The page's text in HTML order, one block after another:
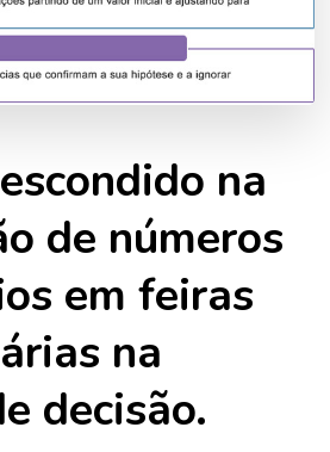
na
de números
em feiras
na
decisão.